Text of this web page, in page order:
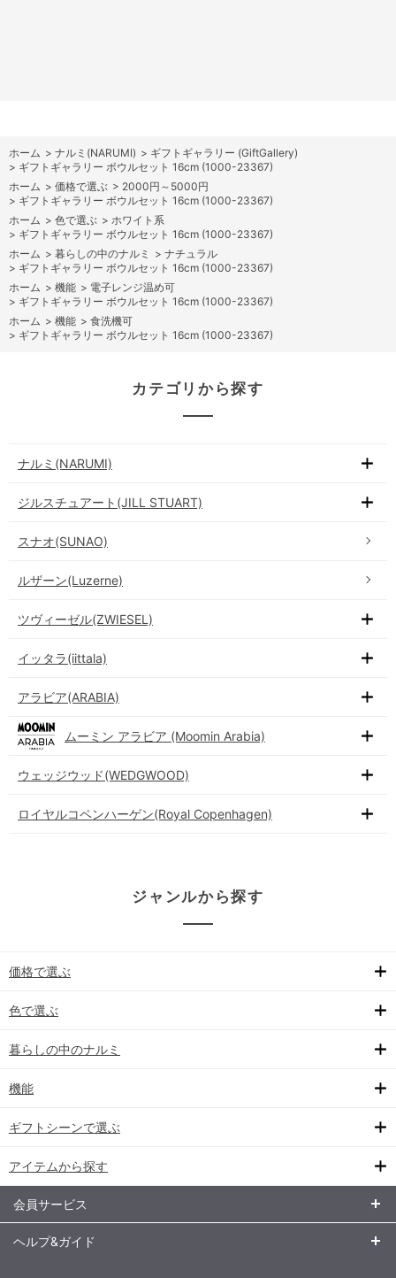
ホーム > ナルミ(NARUMI) > ギフトギャラリー (GiftGallery)
> ギフトギャラリー ボウルセット 16cm (1000-23367)
ホーム > 価格で選ぶ > 2000円～5000円
> ギフトギャラリー ボウルセット 16cm (1000-23367)
ホーム > 色で選ぶ > ホワイト系
> ギフトギャラリー ボウルセット 16cm (1000-23367)
ホーム > 暮らしの中のナルミ > ナチュラル
> ギフトギャラリー ボウルセット 16cm (1000-23367)
ホーム > 機能 > 電子レンジ温め可
> ギフトギャラリー ボウルセット 16cm (1000-23367)
ホーム > 機能 > 食洗機可
> ギフトギャラリー ボウルセット 16cm (1000-23367)
カテゴリから探す
ナルミ(NARUMI)
ジルスチュアート(JILL STUART)
スナオ(SUNAO)
ルザーン(Luzerne)
ツヴィーゼル(ZWIESEL)
イッタラ(iittala)
アラビア(ARABIA)
ムーミン アラビア (Moomin Arabia)
ウェッジウッド(WEDGWOOD)
ロイヤルコペンハーゲン(Royal Copenhagen)
ジャンルから探す
価格で選ぶ
色で選ぶ
暮らしの中のナルミ
機能
ギフトシーンで選ぶ
アイテムから探す
会員サービス
ヘルプ&ガイド